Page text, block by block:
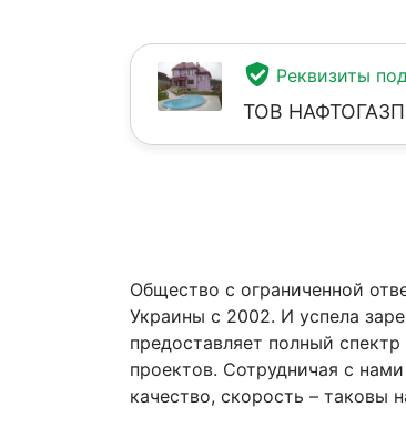
Реквизиты
ТОВ
Общество с ограниченной
Украины с 2002. И успела
предоставляет полный
проектов. Сотрудничая с
качество, скорость – таковы